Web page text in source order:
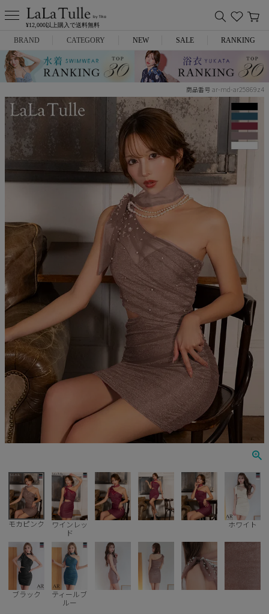
¥12,000以上購入で送料無料
BRAND
Anella
ROBE de FLEURS
Glossy
DEA.
ANGEL R
Veautt
PURESS
Andy
an
GLAMOROUS
IRMA
JENNNY
COMEX
Pleaser
CATEGORY
ミニドレス
ロングドレス
キャバヒール
スーツ
バッグ
ランジェリー
コスプレ
水着
浴衣
NEW SALE RANKING
商品番号 ar-md-ar25869z4
モカピンク
ワインレッ
ド
ホワイト
ブラック
ティールブ
ルー